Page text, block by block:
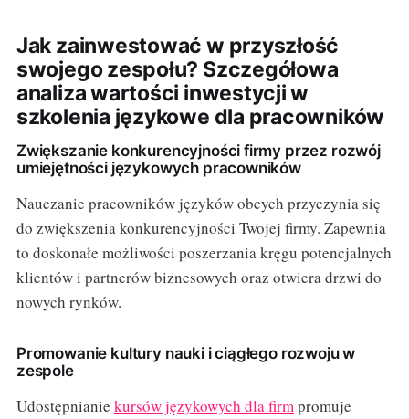
Jak zainwestować w przyszłość
swojego zespołu? Szczegółowa
analiza wartości inwestycji w
szkolenia językowe dla pracowników
Zwiększanie konkurencyjności firmy przez rozwój
umiejętności językowych pracowników
Nauczanie pracowników języków obcych przyczynia się
do zwiększenia konkurencyjności Twojej firmy. Zapewnia
to doskonałe możliwości poszerzania kręgu potencjalnych
klientów i partnerów biznesowych oraz otwiera drzwi do
nowych rynków.
Promowanie kultury nauki i ciągłego rozwoju w
zespole
Udostępnianie kursów językowych dla firmpromuje